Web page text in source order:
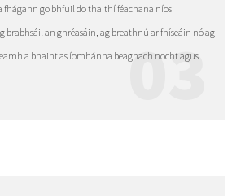
fhágann go bhfuil do thaithí féachana níos
brabhsáil an ghréasáin, ag breathnú ar fhíseáin nó ag
a bhaint as íomhánna beagnach nocht agus
03